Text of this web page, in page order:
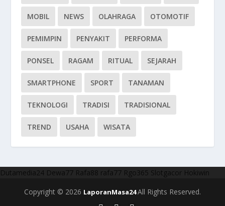
MOBIL NEWS OLAHRAGA OTOMOTIF
PEMIMPIN PENYAKIT PERFORMA
PONSEL RAGAM RITUAL SEJARAH
SMARTPHONE SPORT TANAMAN
TEKNOLOGI TRADISI TRADISIONAL
TREND USAHA WISATA
Dutamedia24 Dewa77 Rafa88 rafa77 Rgo365 Slotgacor Hokiwin
Copyright © 2026 LaporanMasa24All Rights Reserved.